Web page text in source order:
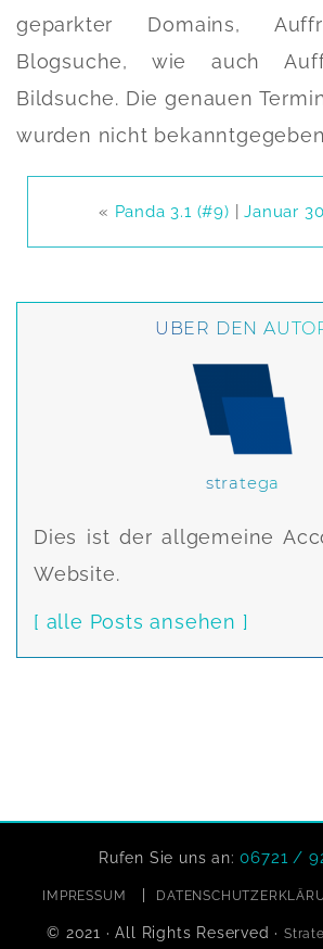
geparkter Domains,
Blogsuche, wie auch
Bildsuche. Die genauen
wurden nicht
« Panda 3.1 (#9) |Januar
ÜBER DEN
stratega
Dies ist der allgemeine
Website.
[ alle Posts ansehen ]
Rufen Sie uns an:06721 /
IMPRESSUM
© 2021 · All Rights Reserved ·